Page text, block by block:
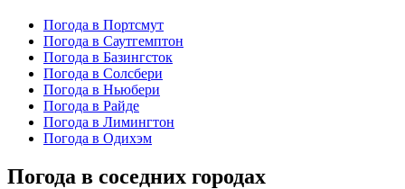
Погода в Портсмут
Погода в Саутгемптон
Погода в Базингсток
Погода в Солсбери
Погода в Ньюбери
Погода в Райде
Погода в Лимингтон
Погода в Одихэм
Погода в соседних городах